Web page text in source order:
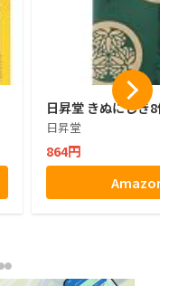
日昇堂 きぬにしき8個
日昇堂
864円
Amazon